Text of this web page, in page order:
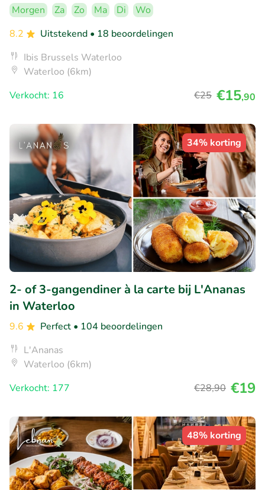
Morgen Za Zo Ma Di
Wo
8.2
Uitstekend • 18 beoordelingen
Ibis Brussels Waterloo
Waterloo (6km)
Verkocht: 16
€25 €15,90
34% korting
2- of 3-gangendiner à la carte bij L'Ananas
in Waterloo
9.6 Perfect • 104 beoordelingen
L'Ananas
Waterloo (6km)
Verkocht: 177
€28,90 €19
48% korting